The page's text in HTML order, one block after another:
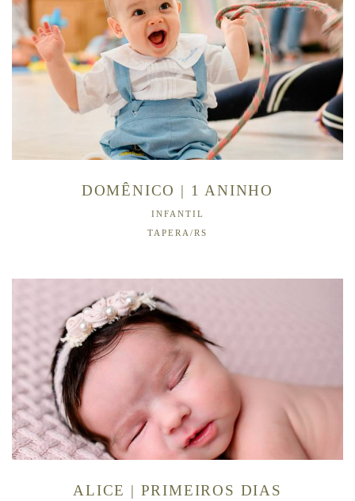
DOMÊNICO | 1 ANINHO
INFANTIL
TAPERA/RS
ALICE | PRIMEIROS DIAS